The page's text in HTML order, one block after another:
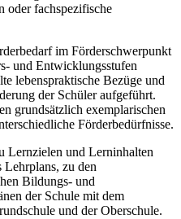
oder fachspezifische
im Förderschwerpunkt
und Entwicklungsstufen
lebenspraktische Bezüge und
der Schüler aufgeführt.
grundsätzlich exemplarischen
Förderbedürfnisse.
Lernzielen und Lerninhalten
Lehrplans, zu den
Bildungs- und
der Schule mit dem
und der Oberschule.